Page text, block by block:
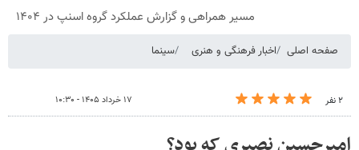
مسیر همراهی و گزارش عملکرد گروه اسنپ در ۱۴۰۴
صفحه اصلی اخبار فرهنگی و هنری سینما
۲ نفر ۱۷ خرداد ۱۴۰۵ - ۱۰:۳۰